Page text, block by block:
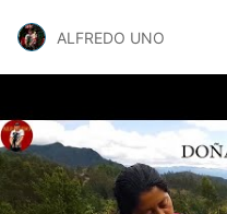
ALFREDO UNO